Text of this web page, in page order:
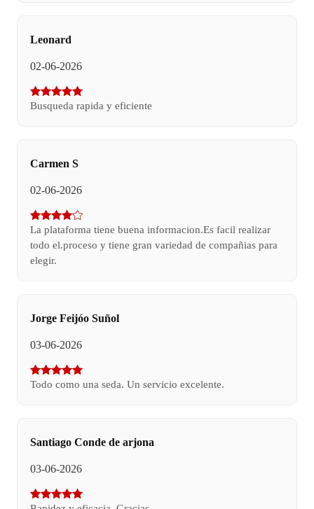
Leonard
02-06-2026
Busqueda rapida y eficiente
Carmen S
02-06-2026
La plataforma tiene buena informacion.Es facil realizar
todo el.proceso y tiene gran variedad de compañias para
elegir.
Jorge Feijóo Suñol
03-06-2026
Todo como una seda. Un servicio excelente.
Santiago Conde de arjona
03-06-2026